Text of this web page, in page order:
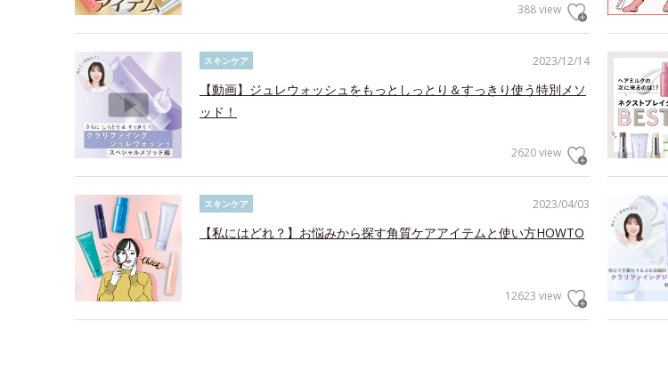
388 view
2023/12/14
スキンケア
【動画】ジュレウォッシュをもっとしっとり＆すっきり使う特別メソ
ッド！
2620 view
2023/04/03
スキンケア
【私にはどれ？】お悩みから探す角質ケアアイテムと使い方HOWTO
12623 view